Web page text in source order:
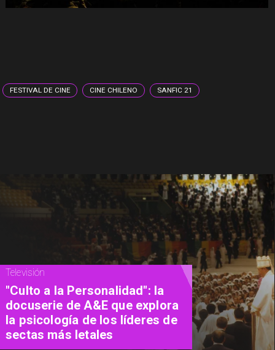
FESTIVAL DE CINE CINE CHILENO SANFIC 21
Michael Shannon cumple 52
años: tres películas para
descubrir al actor